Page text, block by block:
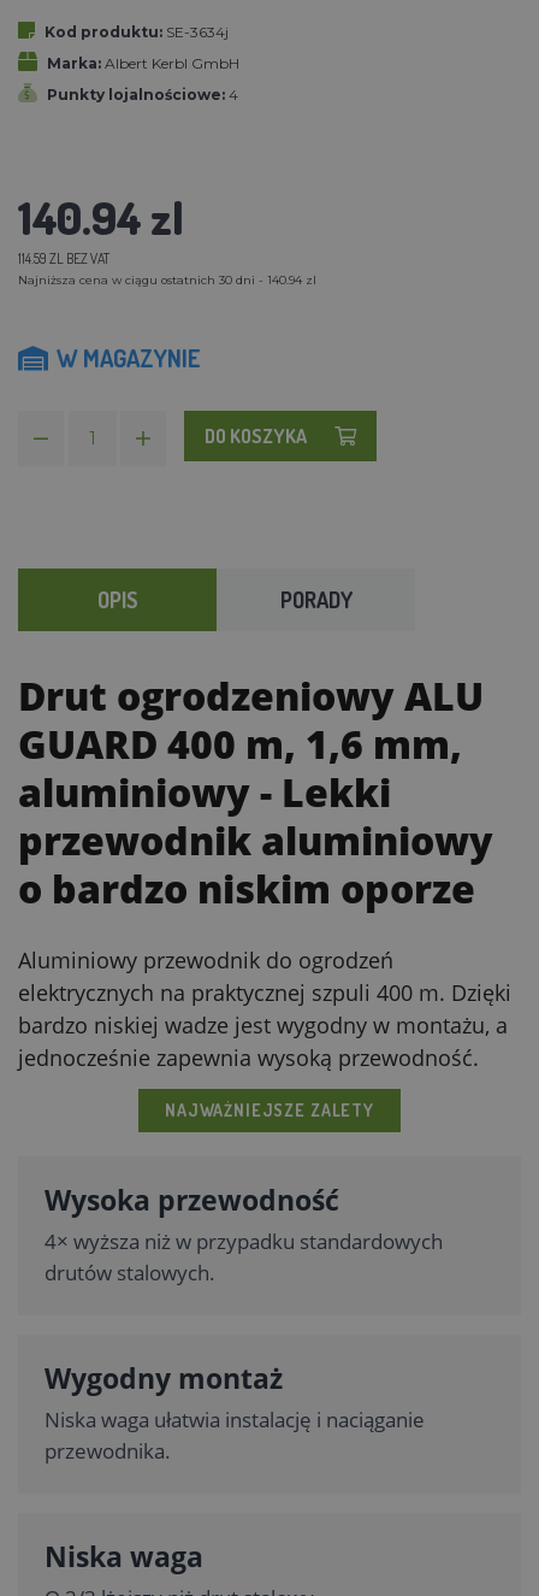
Kod produktu: SE-3634j
Marka: Albert Kerbl GmbH
Punkty lojalnościowe: 4
140.94 zl
114.59 ZL BEZ VAT
Najniższa cena w ciągu ostatnich 30 dni - 140.94 zl
W MAGAZYNIE
DO KOSZYKA
OPIS PORADY
Drut ogrodzeniowy ALU
GUARD 400 m, 1,6 mm,
aluminiowy- Lekki
przewodnik aluminiowy
o bardzo niskim oporze
Aluminiowy przewodnik do ogrodzeń
elektrycznych na praktycznej szpuli 400 m. Dzięki
bardzo niskiej wadze jest wygodny w montażu, a
jednocześnie zapewnia wysoką przewodność.
NAJWAŻNIEJSZE ZALETY
Wysoka przewodność
4× wyższa niż w przypadku standardowych
drutów stalowych.
Wygodny montaż
Niska waga ułatwia instalację i naciąganie
przewodnika.
Niska waga